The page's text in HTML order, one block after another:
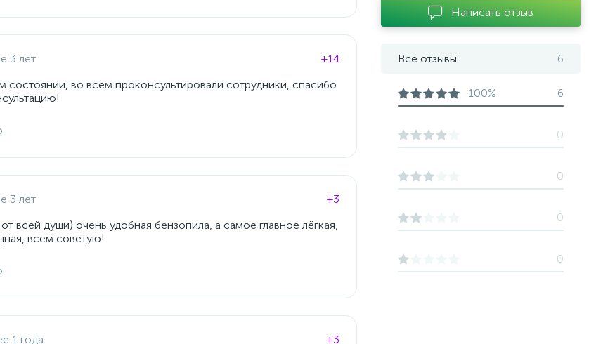
3 лет
+14
состоянии, во всём проконсультировали сотрудники, спасибо
3 лет
+3
всей души) очень удобная бензопила, а самое главное лёгкая,
всем советую!
1 года +3
Написать отзыв
Все отзывы 6
100% 6
0
0
0
0